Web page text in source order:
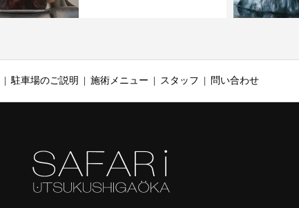
駐車場のご説明 施術メニュー スタッフ 問い合わせ